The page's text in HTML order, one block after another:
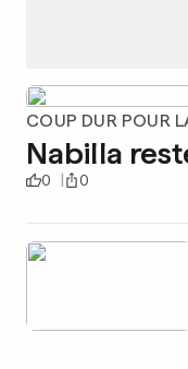
COUP DUR POUR
Nabilla
0 0